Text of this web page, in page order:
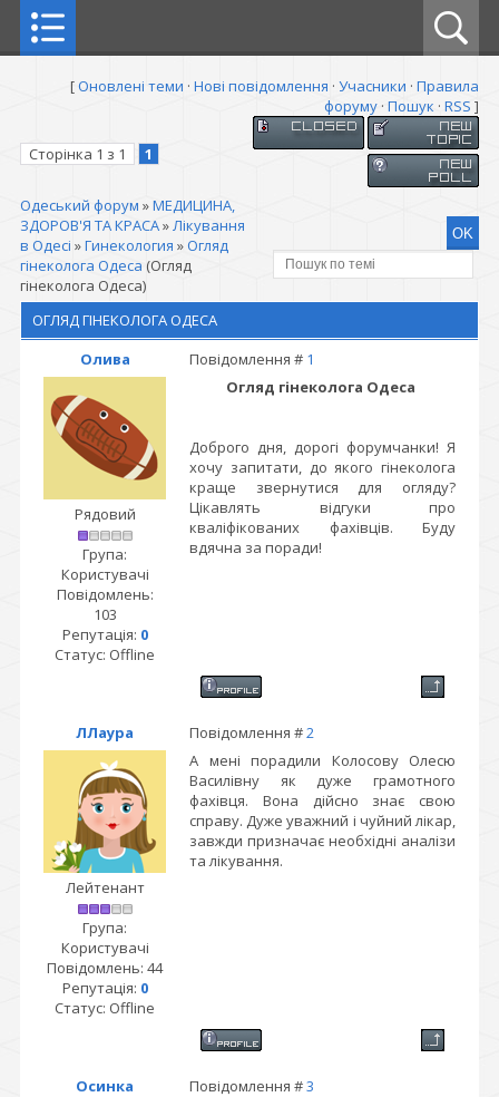
[Оновлені теми · Нові повідомлення · Учасники · Правила
форуму · Пошук · RSS ]
Сторінка 1 з 1 1
Одеський форум »МЕДИЦИНА,
ЗДОРОВ'Я ТА КРАСА»Лікування
в Одесі »Гинекология »Огляд
гінеколога Одеса (Огляд
гінеколога Одеса)
ОГЛЯД ГІНЕКОЛОГА ОДЕСА
Олива
Повідомлення # 1
Рядовий
Група:
Користувачі
Повідомлень:
103
Репутація: 0
Статус: Offline
Огляд гінеколога Одеса
Доброго дня, дорогі форумчанки! Я
хочу запитати, до якого гінеколога
краще звернутися для огляду?
Цікавлять відгуки про
кваліфікованих фахівців. Буду
вдячна за поради!
ЛЛаура Повідомлення #2
Лейтенант
Група:
Користувачі
Повідомлень: 44
Репутація: 0
Статус: Offline
А мені порадили Колосову Олесю
Василівну як дуже грамотного
фахівця. Вона дійсно знає свою
справу. Дуже уважний і чуйний лікар,
завжди призначає необхідні аналізи
та лікування.
Осинка Повідомлення #3